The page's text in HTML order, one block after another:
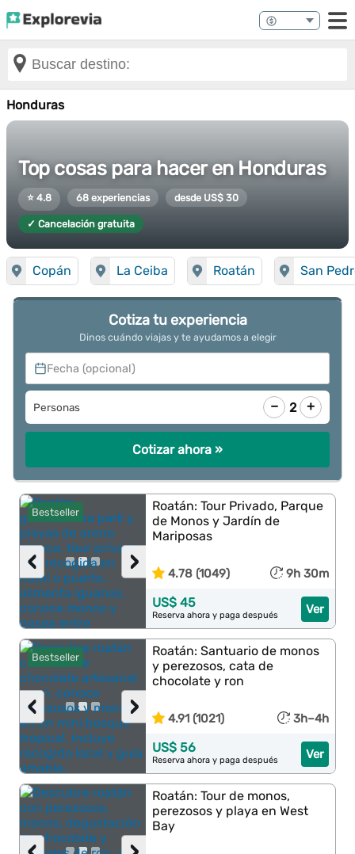
Honduras
Top cosas para hacer en Honduras
⭐ 4.8 68 experiencias desde US$ 30
✓ Cancelación gratuita
Copán La Ceiba Roatán San
Cotiza tu experiencia
Dinos cuándo viajas y te ayudamos a elegir
Fecha (opcional)
Personas − 2 +
Cotizar ahora »
Bestseller
›
‹
Roatán: Tour Privado, Parque
de Monos y Jardín de
Mariposas
4.78 (1049) 9h 30m
Ver
US$ 45
Reserva ahora y paga después
Bestseller
›
‹
Roatán: Santuario de monos
y perezosos, cata de
chocolate y ron
4.91 (1021) 3h–4h
Ver
US$ 56
Reserva ahora y paga después
Roatán: Tour de monos,
perezosos y playa en West
Bay